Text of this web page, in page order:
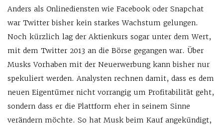
Anders als Onlinediensten wie Facebook oder Snapchat
war Twitter bisher kein starkes Wachstum gelungen.
Noch kürzlich lag der Aktienkurs sogar unter dem Wert,
mit dem Twitter 2013 an die Börse gegangen war. Über
Musks Vorhaben mit der Neuerwerbung kann bisher nur
spekuliert werden. Analysten rechnen damit, dass es dem
neuen Eigentümer nicht vorrangig um Profitabilität geht,
sondern dass er die Plattform eher in seinem Sinne
verändern möchte. So hat Musk beim Kauf angekündigt,